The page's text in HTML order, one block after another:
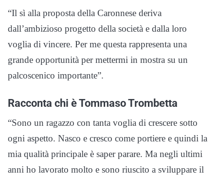
“Il sì alla proposta della Caronnese deriva
dall’ambizioso progetto della società e dalla loro
voglia di vincere. Per me questa rappresenta una
grande opportunità per mettermi in mostra su un
palcoscenico importante”.
Racconta chi è Tommaso Trombetta
“Sono un ragazzo con tanta voglia di crescere sotto
ogni aspetto. Nasco e cresco come portiere e quindi la
mia qualità principale è saper parare. Ma negli ultimi
anni ho lavorato molto e sono riuscito a sviluppare il